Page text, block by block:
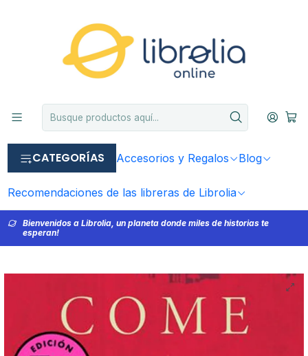
CATEGORÍAS Accesorios y Regalos Blog
Recomendaciones de las libreras de Librolia
Bienvenidos a Librolia, un planeta donde miles de historias te
esperan!